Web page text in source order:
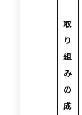
取
り
組
み
の
成